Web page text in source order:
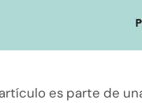
es parte de